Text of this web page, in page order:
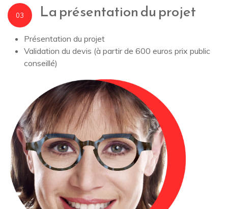
03 La présentation du projet
Présentation du projet
Validation du devis (à partir de 600 euros prix public
conseillé)